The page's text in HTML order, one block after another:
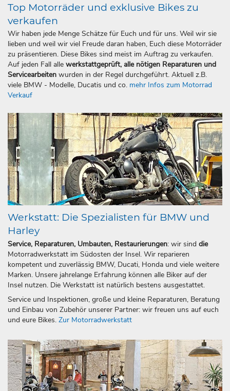
Top Motorräder und exklusive Bikes zu
verkaufen
Wir haben jede Menge Schätze für Euch und für uns. Weil wir sie
lieben und weil wir viel Freude daran haben, Euch diese Motorräder
zu präsentieren. Diese Bikes sind meist im Auftrag zu verkaufen.
Auf jeden Fall alle werkstattgeprüft, alle nötigen Reparaturen und
Servicearbeiten wurden in der Regel durchgeführt. Aktuell z.B.
viele BMW - Modelle, Ducatis und co. mehr Infos zum Motorrad
Verkauf
Werkstatt: Die Spezialisten für BMW und
Harley
Service, Reparaturen, Umbauten, Restaurierungen: wir sind die
Motorradwerkstatt im Südosten der Insel. Wir reparieren
kompetent und zuverlässig BMW, Ducati, Honda und viele weitere
Marken. Unsere jahrelange Erfahrung können alle Biker auf der
Insel nutzen. Die Werkstatt ist natürlich bestens ausgestattet.
Service und Inspektionen, große und kleine Reparaturen, Beratung
und Einbau von Zubehör unserer Partner: wir freuen uns auf euch
und eure Bikes. Zur Motorradwerkstatt